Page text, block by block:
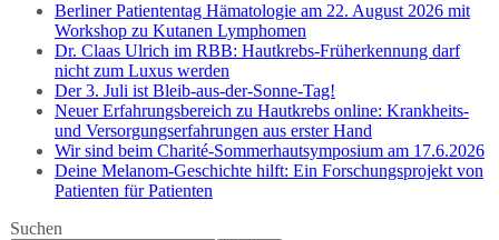
Berliner Patiententag Hämatologie am 22. August 2026 mit
Workshop zu Kutanen Lymphomen
Dr. Claas Ulrich im RBB: Hautkrebs-Früherkennung darf
nicht zum Luxus werden
Der 3. Juli ist Bleib-aus-der-Sonne-Tag!
Neuer Erfahrungsbereich zu Hautkrebs online: Krankheits-
und Versorgungserfahrungen aus erster Hand
Wir sind beim Charité-Sommerhautsymposium am 17.6.2026
Deine Melanom-Geschichte hilft: Ein Forschungsprojekt von
Patienten für Patienten
Suchen